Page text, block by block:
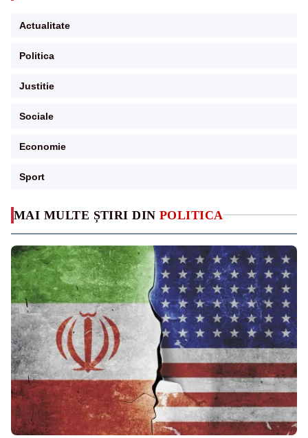
MAI MULTE ȘTIRI DIN POLITICA
Actualitate
Politica
Justitie
Sociale
Economie
Sport